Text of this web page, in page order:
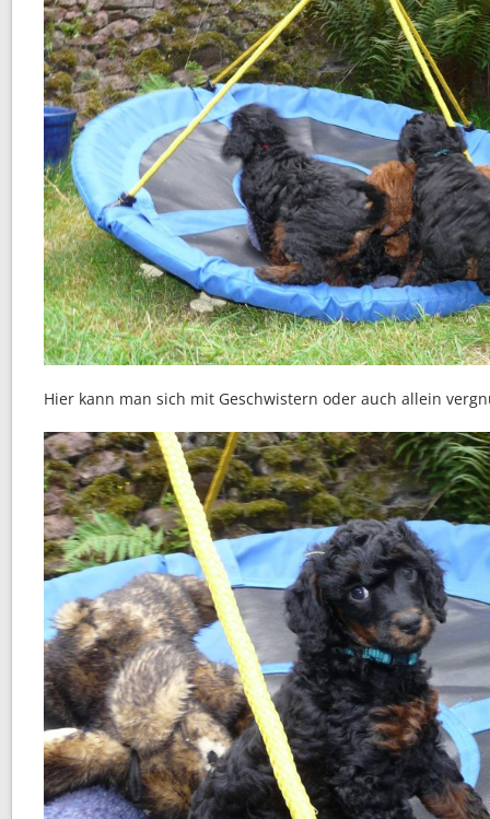
Hier kann man sich mit Geschwistern oder auch allein